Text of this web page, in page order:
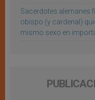
Sacerdotes alemanes
obispo (y cardenal)
mismo sexo en